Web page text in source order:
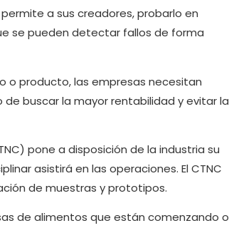
a sus creadores, probarlo en
se pueden detectar fallos de forma
o producto, las empresas necesitan
buscar la mayor rentabilidad y evitar la
pone a disposición de la industria su
asistirá en las operaciones. El CTNC
de muestras y prototipos.
de alimentos que están comenzando o